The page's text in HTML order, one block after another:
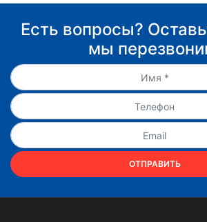
Есть вопросы?
мы
ОТПРАВИТЬ